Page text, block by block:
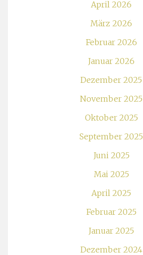
April 2026
März 2026
Februar 2026
Januar 2026
Dezember 2025
November 2025
Oktober 2025
September 2025
Juni 2025
Mai 2025
April 2025
Februar 2025
Januar 2025
Dezember 2024